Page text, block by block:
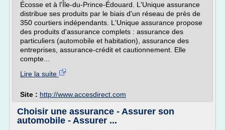
Écosse et à l'Île-du-Prince-Édouard. L'Unique assurance
distribue ses produits par le biais d'un réseau de près de
350 courtiers indépendants. L'Unique assurance propose
des produits d'assurance complets : assurance des
particuliers (automobile et habitation), assurance des
entreprises, assurance-crédit et cautionnement. Elle
compte...
Lire la suite
Site : http://www.accesdirect.com
Choisir une assurance - Assurer son
automobile - Assurer ...